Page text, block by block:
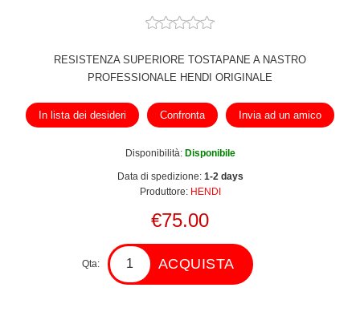
RESISTENZA SUPERIORE TOSTAPANE A NASTRO
PROFESSIONALE HENDI ORIGINALE
In lista dei desideri Confronta Invia ad un amico
Disponibilità: Disponibile
Data di spedizione: 1-2 days
Produttore: HENDI
€75.00
Qta: ACQUISTA